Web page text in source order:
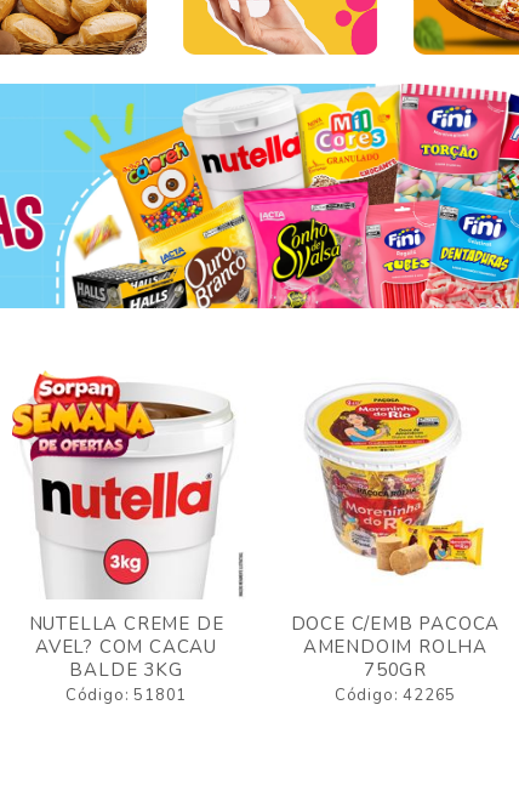
NUTELLA CREME DE
AVEL? COM CACAU
BALDE 3KG
Código: 51801
DOCE C/EMB PACOCA
AMENDOIM ROLHA
750GR
Código: 42265